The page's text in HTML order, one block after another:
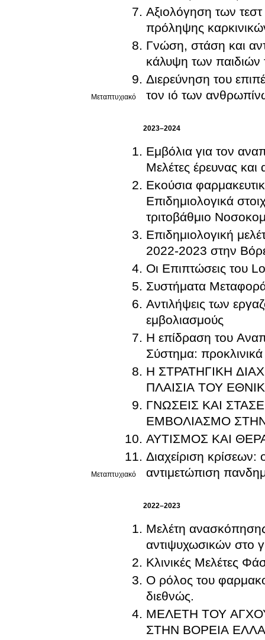
Μεταπτυχιακό
Αξιολόγηση των
πρόληψης
Γνώση, στάση και
κάλυψη των παιδιών
Διερεύνηση του
τον ιό των
2023–2024
Μεταπτυχιακό
Εμβόλια για τον
Μελέτες έρευνας και
Εκούσια
Επιδημιολογικά
τριτοβάθμιο
Επιδημιολογική
2022-2023 στην
Οι Επιπτώσεις του
Συστήματα
Αντιλήψεις των
εμβολιασμούς
Η επίδραση του
Σύστημα: προκλινικά
Η ΣΤΡΑΤΗΓΙΚΗ
ΠΛΑΙΣΙΑ ΤΟΥ
ΓΝΩΣΕΙΣ ΚΑΙ
ΕΜΒΟΛΙΑΣΜΟ ΣΤΗΝ
ΑΥΤΙΣΜΟΣ ΚΑΙ
Διαχείριση
αντιμετώπιση
2022–2023
Μελέτη
αντιψυχωσικών στο
Κλινικές Μελέτες
Ο ρόλος του
διεθνώς.
ΜΕΛΕΤΗ ΤΟΥ
ΣΤΗΝ ΒΟΡΕΙΑ